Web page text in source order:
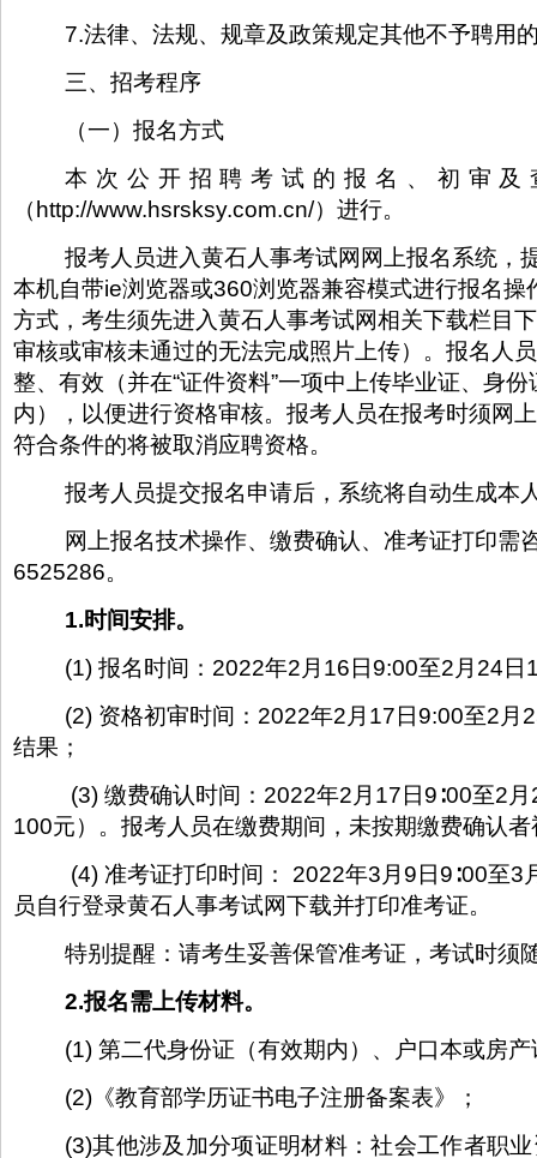
7.法律、法规、规章及政策规定其他不予聘用
三、招考程序
（一）报名方式
本次公开招聘考试的报名、初审
（http://www.hsrsksy.com.cn/）进行。
报考人员进入黄石人事考试网网上报名系统，
本机自带ie浏览器或360浏览器兼容模式进行报名
方式，考生须先进入黄石人事考试网相关下载栏目
审核或审核未通过的无法完成照片上传）。报名人
整、有效（并在“证件资料”一项中上传毕业证、身
内），以便进行资格审核。报考人员在报考时须网
符合条件的将被取消应聘资格。
报考人员提交报名申请后，系统将自动生成本
网上报名技术操作、缴费确认、准考证打印
6525286。
1.时间安排。
(1) 报名时间：2022年2月16日9:00至2月24
(2) 资格初审时间：2022年2月17日9:00至2月
结果；
(3) 缴费确认时间：2022年2月17日9∶00至2
100元）。报考人员在缴费期间，未按期缴费确认
(4) 准考证打印时间： 2022年3月9日9∶00至
员自行登录黄石人事考试网下载并打印准考证。
特别提醒：请考生妥善保管准考证，考试时须
2.报名需上传材料。
(1) 第二代身份证（有效期内）、户口本或房
(2)《教育部学历证书电子注册备案表》；
(3)其他涉及加分项证明材料：社会工作者职